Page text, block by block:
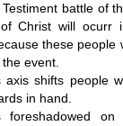
battle of
Christ will ocurr
these people
event.
axis shifts people
in hand.